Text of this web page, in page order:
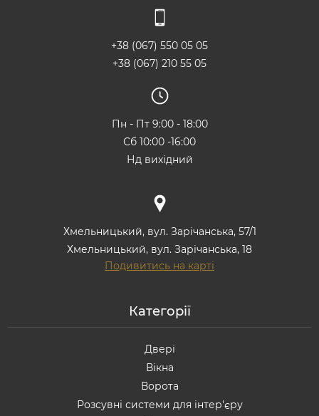
+38 (067) 550 05 05
+38 (067) 210 55 05
Пн - Пт 9:00 - 18:00
Сб 10:00 -16:00
Нд вихідний
Хмельницький, вул. Зарічанська, 57/1
Хмельницький, вул. Зарічанська, 18
Подивитись на карті
Категорії
Двері
Вікна
Ворота
Розсувні системи для інтер'єру